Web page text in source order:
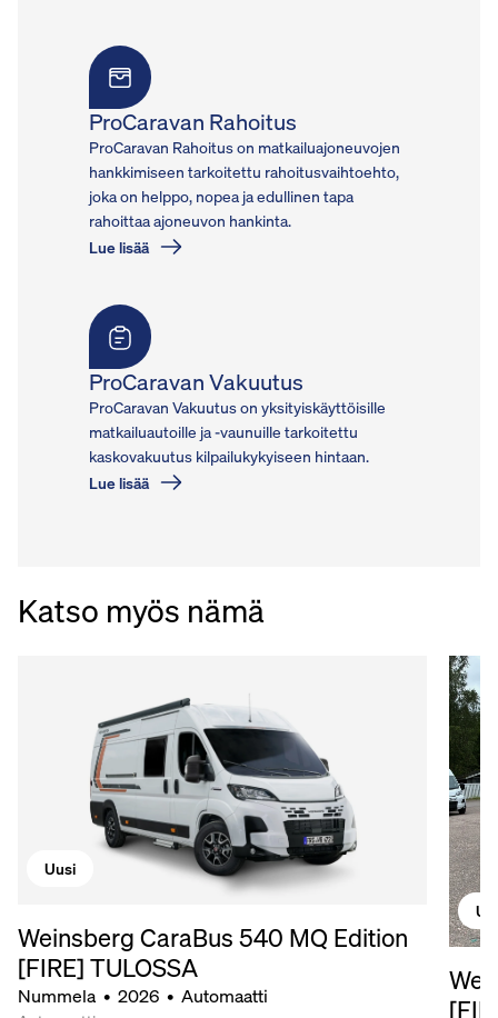
ProCaravan Rahoitus
ProCaravan Rahoitus on matkailuajoneuvojen
hankkimiseen tarkoitettu rahoitusvaihtoehto,
joka on helppo, nopea ja edullinen tapa
rahoittaa ajoneuvon hankinta.
Lue lisää
ProCaravan Vakuutus
ProCaravan Vakuutus on yksityiskäyttöisille
matkailuautoille ja -vaunuille tarkoitettu
kaskovakuutus kilpailukykyiseen hintaan.
Lue lisää
Katso myös nämä
Uusi
Weinsberg CaraBus 540 MQ Edition
[FIRE] TULOSSA
Nummela • 2026 • Automaatti